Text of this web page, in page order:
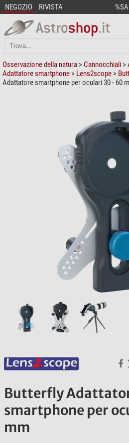
NEGOZIO RIVISTA
Osservazione della natura > Cannocchiali >
Adattatore smartphone > Lens2scope >
Adattatore smartphone per oculari 30 - 60
Butterfly
smartphone per
mm